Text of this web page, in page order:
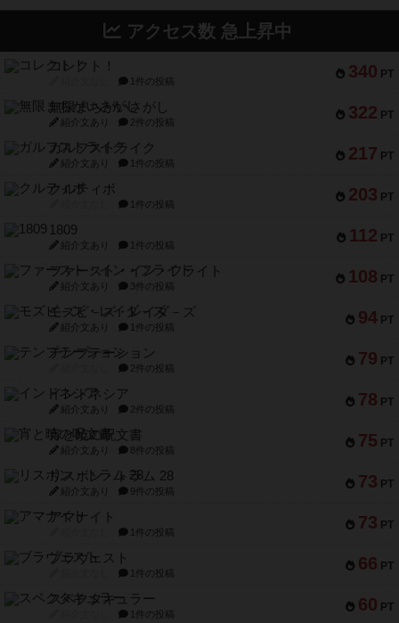
アクセス数 急上昇中
340 PT
コレクト！
1件の投稿
322 PT
無限まちがいさがし
紹介文あり 2件の投稿
217 PT
ガルフストライク
紹介文あり 1件の投稿
203 PT
クルティボ
1件の投稿
112 PT
1809
紹介文あり 1件の投稿
108 PT
ファースト・イン・フライト
紹介文あり 3件の投稿
94 PT
モズビ－ズ・レイダ－ズ
紹介文あり 1件の投稿
79 PT
テンプテーション
2件の投稿
78 PT
インドネシア
紹介文あり 2件の投稿
75 PT
宵と暁の呪文書
紹介文あり 8件の投稿
73 PT
リスボン・トラム 28
紹介文あり 9件の投稿
73 PT
アマナイト
1件の投稿
66 PT
ブラヴェスト
1件の投稿
60 PT
スペクタキュラー
1件の投稿